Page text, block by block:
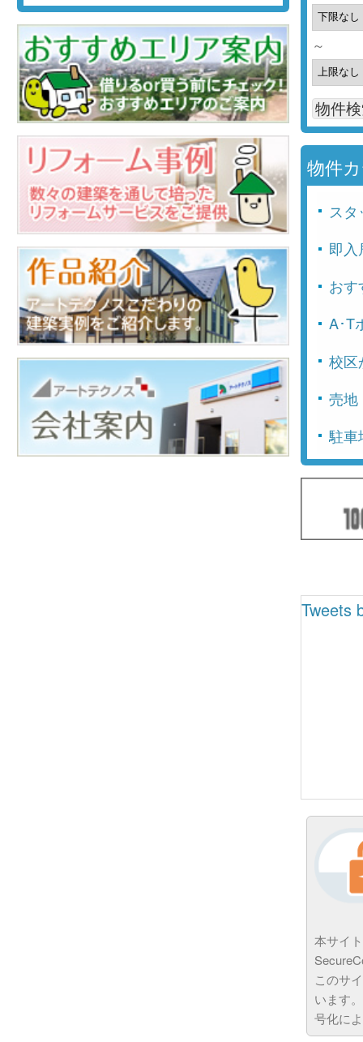
～
物件
ス
即入
おす
A･T
校区
売地
駐車
Tweets
本サイ
このサ
います
号化に